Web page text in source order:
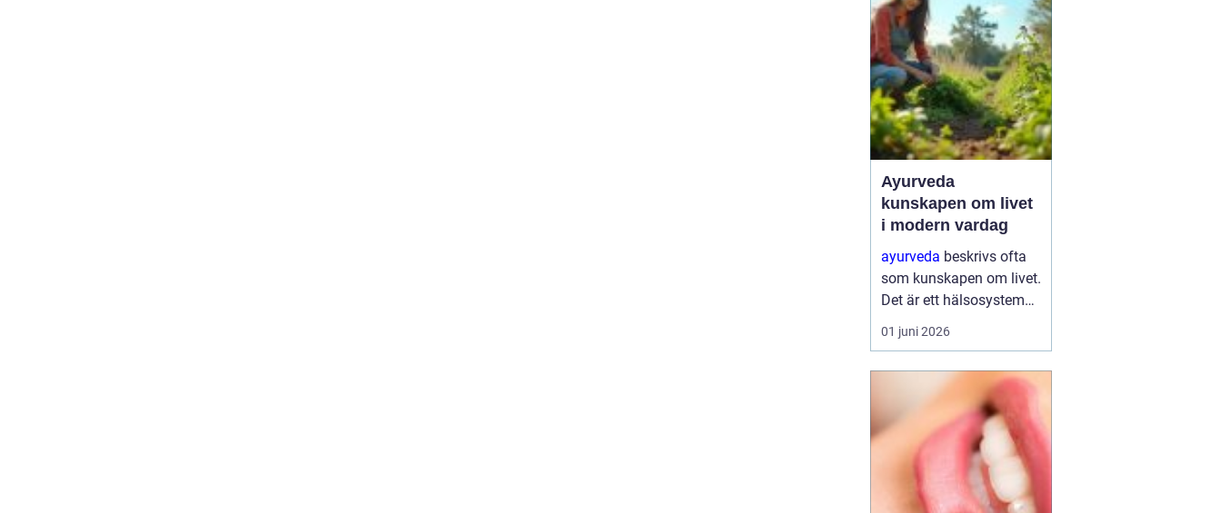
lagom till helgen, eller en
tand kan skadas vid en
olycka. I sådana lägen
söker många på04 juni
2026
Ayurveda
kunskapen om livet
i modern vardag
ayurveda beskrivs ofta
som kunskapen om livet.
Det är ett hälsosystem
som betonar balans,
helhet och samspelet
omgivning. I stället för
att bara fokusera på
symtom försöker
ayurve...
01 juni 2026